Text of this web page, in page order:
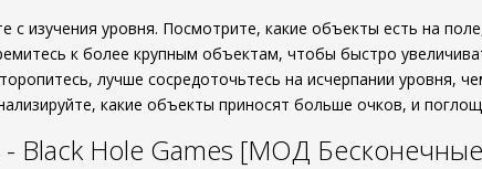
с изучения уровня. Посмотрите, какие объекты есть на
к более крупным объектам, чтобы быстро
лучше сосредоточьтесь на исчерпании уровня,
какие объекты приносят больше очков, и
- Black Hole Games [МОД